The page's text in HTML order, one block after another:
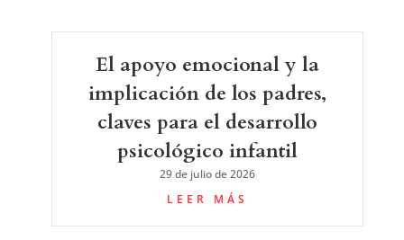
El apoyo emocional y la
implicación de los padres,
claves para el desarrollo
psicológico infantil
29 de julio de 2026
LEER MÁS